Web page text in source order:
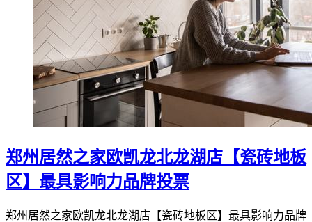
郑州居然之家欧凯龙北龙湖店【瓷砖地板
区】最具影响力品牌投票
郑州居然之家欧凯龙北龙湖店【瓷砖地板区】最具影响力品牌